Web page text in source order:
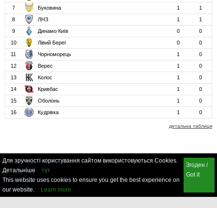
7
Буковина 1
1
8
ЛНЗ 1
1
9
Динамо Київ 0
0
10
Лівий Берег 0
0
11
Чорноморець 1
0
12
Верес 1
0
13
Колос 1
0
14
Кривбас 1
0
15
Оболонь 1
0
16
Кудрівка 1 0
детальна таблиця
Для зручності користування сайтом використовуються Cookies.
Детальніше
тут
This website uses cookies to ensure you get the best experience on
our website.
Learn more
Згоден /
Got it